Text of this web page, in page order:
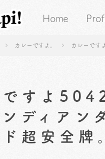
Home
カレーですよ。 カレーです
ですよ
ディアン
超安全牌